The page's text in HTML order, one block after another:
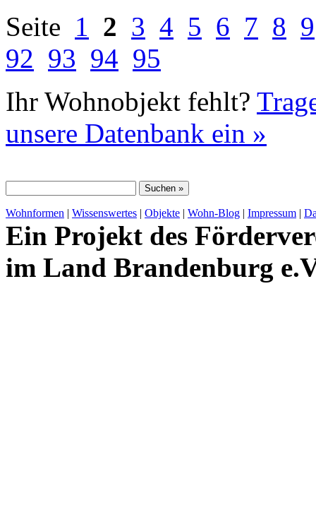
Seite 1 2 3 4 5 6 7 8 9
92 93 94 95
Ihr Wohnobjekt fehlt?
unsere Datenbank ein »
Wohnformen | Wissenswertes | Objekte | Wohn-Blog | Impressum |
Ein Projekt des
im Land Brandenburg